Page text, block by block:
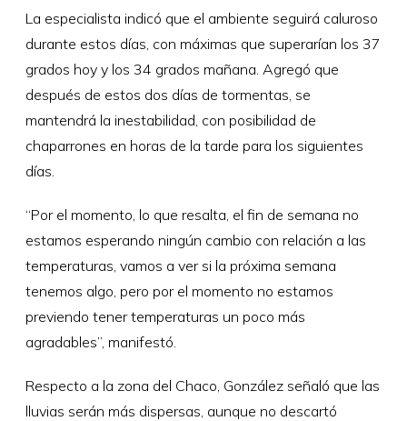
La especialista indicó que el ambiente seguirá caluroso
durante estos días, con máximas que superarían los 37
grados hoy y los 34 grados mañana. Agregó que
después de estos dos días de tormentas, se
mantendrá la inestabilidad, con posibilidad de
chaparrones en horas de la tarde para los siguientes
días.
“Por el momento, lo que resalta, el fin de semana no
estamos esperando ningún cambio con relación a las
temperaturas, vamos a ver si la próxima semana
tenemos algo, pero por el momento no estamos
previendo tener temperaturas un poco más
agradables”, manifestó.
Respecto a la zona del Chaco, González señaló que las
lluvias serán más dispersas, aunque no descartó